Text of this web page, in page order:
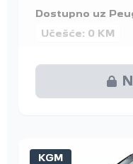
Dostupno uz
Učešće: 0 KM
KGM